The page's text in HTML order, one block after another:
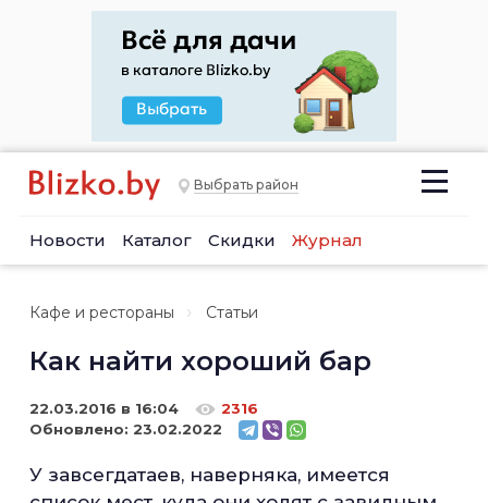
Выбрать район
Новости Каталог Скидки Журнал
Кафе и рестораны Статьи
Как найти хороший бар
22.03.2016 в 16:04
2316
Обновлено: 23.02.2022
У завсегдатаев, наверняка, имеется